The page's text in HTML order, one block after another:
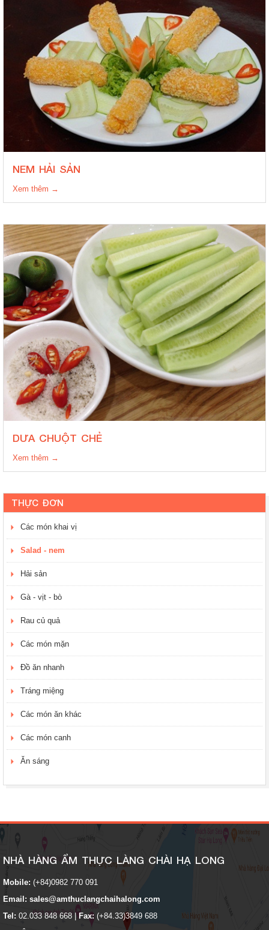
NEM HẢI SẢN
Xem thêm →
DƯA CHUỘT CHẺ
Xem thêm →
THỰC ĐƠN
Các món khai vị
Salad - nem
Hải sản
Gà - vịt - bò
Rau củ quả
Các món mặn
Đồ ăn nhanh
Tráng miệng
Các món ăn khác
Các món canh
Ăn sáng
NHÀ HÀNG ẨM THỰC LÀNG CHÀI HẠ LONG
Mobile: (+84)0982 770 091
Email: sales@amthuclangchaihalong.com
Tel: 02.033 848 668 | Fax: (+84.33)3849 688